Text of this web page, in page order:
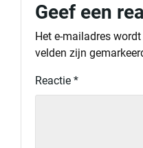
Geef een
Het e-mailadres
velden zijn
Reactie *